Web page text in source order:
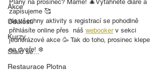
Akce
Události
Kurzy
Stalo se...
Restaurace Plotna
Plány na prosinec? Máme! 🎄Vytáhněte diáře a
zapisujeme 🥰
Na všechny aktivity s registrací se pohodlně
přihlásíte online přes  náš webooker v sekci
jednorázové akce 🥳 Tak do toho, prosinec klepe
na dveře! ❄️